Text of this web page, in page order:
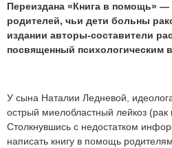
Переиздана «Книга в помощь» —
родителей, чьи дети больны
издании авторы-составители
посвященный психологическим
У сына Наталии Ледневой,
острый миелобластный лейкоз (рак
Столкнувшись с недостатком
написать книгу в помощь